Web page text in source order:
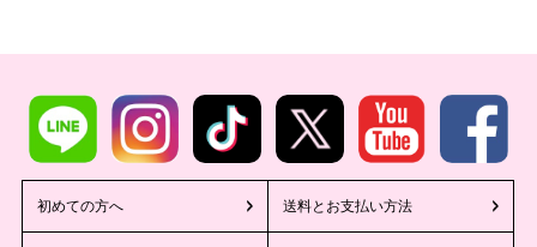
初めての方へ 送料とお支払い方法